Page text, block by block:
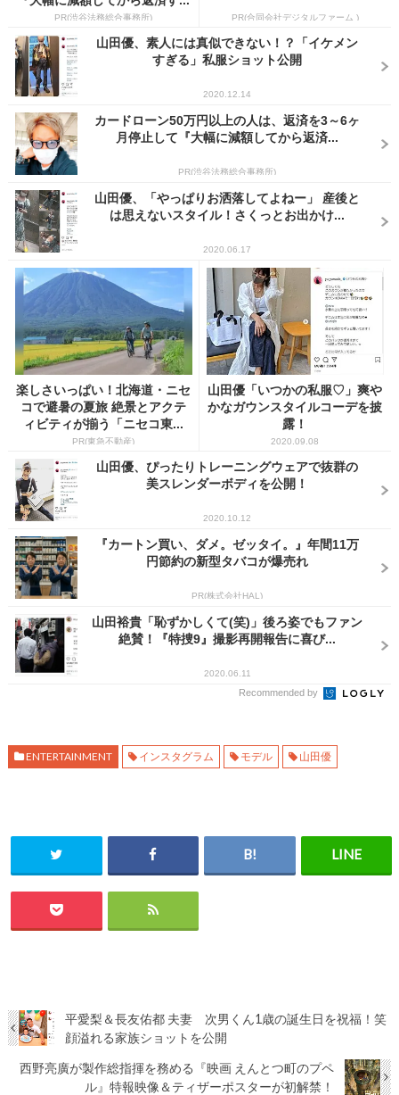
PR(渋谷法務総合事務所) PR(合同会社デジタルファーム )
山田優、素人には真似できない！？「イケメン
すぎる」私服ショット公開
2020.12.14
カードローン50万円以上の人は、返済を3～6ヶ
月停止して『大幅に減額してから返済...
PR(渋谷法務総合事務所)
山田優、「やっぱりお洒落してよねー」 産後と
は思えないスタイル！さくっとお出かけ...
2020.06.17
楽しさいっぱい！北海道・ニセ
コで避暑の夏旅 絶景とアクテ
ィビティが揃う「ニセコ東...
PR(東急不動産)
山田優「いつかの私服♡」爽や
かなガウンスタイルコーデを披
露！
2020.09.08
山田優、ぴったりトレーニングウェアで抜群の
美スレンダーボディを公開！
2020.10.12
『カートン買い、ダメ。ゼッタイ。』年間11万
円節約の新型タバコが爆売れ
PR(株式会社HAL)
山田裕貴「恥ずかしくて(笑)」後ろ姿でもファン
絶賛！『特捜9』撮影再開報告に喜び...
2020.06.11
Recommended by
ENTERTAINMENT インスタグラム モデル 山田優
平愛梨＆長友佑都 夫妻 次男くん1歳の誕生日を祝福！笑
顔溢れる家族ショットを公開
西野亮廣が製作総指揮を務める『映画 えんとつ町のプペ
ル』特報映像＆ティザーポスターが初解禁！